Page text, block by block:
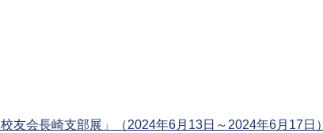
友会長崎支部展」（2024年6月13日～2024年6月17日）